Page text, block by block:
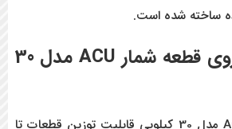
ساخته شده است.
ویژگی های ترازوی قطعه شمار ACU مدل 30